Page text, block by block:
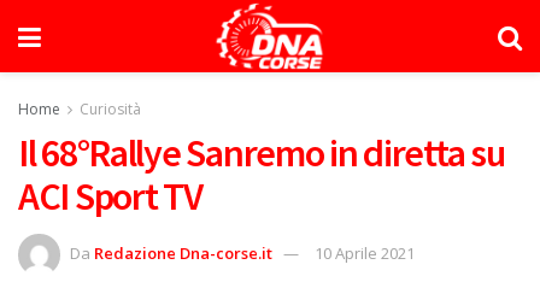
Home Curiosità
Il 68°Rallye Sanremo in diretta su
ACI Sport TV
Da Redazione Dna-corse.it 10 Aprile 2021